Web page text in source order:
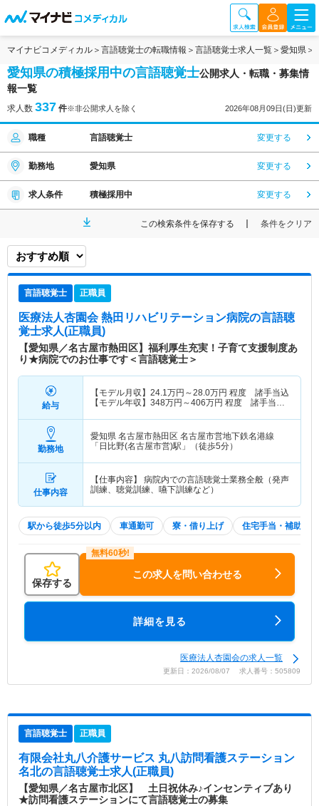
マイナビコメディカル 言語聴覚士の転職情報 言語聴覚士求人一覧 愛知県
愛知県の積極採用中の言語聴覚士公開求人・転職・募集情
報一覧
求人数 337 件※非公開求人を除く 2026年08月09日(日)更新
職種 言語聴覚士 変更する
勤務地 愛知県 変更する
求人条件 積極採用中 変更する
この検索条件を保存する 条件をクリア
言語聴覚士 正職員
医療法人杏園会 熱田リハビリテーション病院の言語聴
覚士求人(正職員)
【愛知県／名古屋市熱田区】福利厚生充実！子育て支援制度あ
り★病院でのお仕事です＜言語聴覚士＞
給与
【モデル月収】 24.1 万円～28.0万円 程度 諸手当込
【モデル年収】 348万円～406万円 程度 諸手当・
勤務地
愛知県 名古屋市熱田区 名古屋市営地下鉄名港線
「日比野(名古屋市営)駅」（徒歩5分）
仕事内容
【仕事内容】 病院内での言語聴覚士業務全般（発声
訓練、聴覚訓練、嚥下訓練など）
駅から徒歩5分以内 車通勤可 寮・借り上げ 住宅手当・補助
保存する
この求人を問い合わせる
詳細を見る
医療法人杏園会の求人一覧
更新日：2026/08/07 求人番号：505809
言語聴覚士 正職員
有限会社丸八介護サービス 丸八訪問看護ステーション
名北の言語聴覚士求人(正職員)
【愛知県／名古屋市北区】 土日祝休み♪インセンティブあり
★訪問看護ステーションにて言語聴覚士の募集